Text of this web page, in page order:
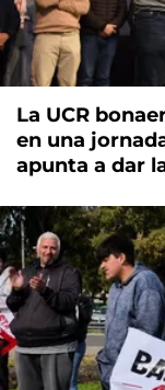
La UCR
en una
apunta a dar